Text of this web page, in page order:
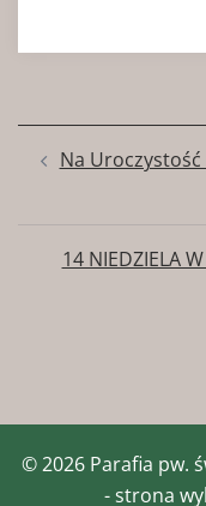
Zobacz
wpisy
Na Uroczystość
14 NIEDZIELA
© 2026 Parafia pw.
- strona